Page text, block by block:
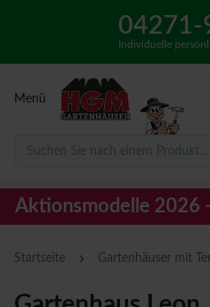
04271-
Individuelle
Menü
Suchen Sie nach einem Produkt...
Aktionsmodelle 2026
Startseite › Gartenhäuser mit